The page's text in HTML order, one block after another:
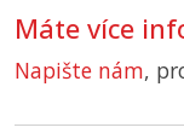
Máte více
Napište nám,